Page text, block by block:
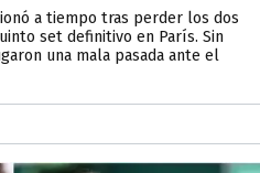
a tiempo tras perder los dos
set definitivo en París. Sin
una mala pasada ante el